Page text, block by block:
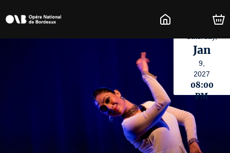
Jan
9,
2027
08:00
PM